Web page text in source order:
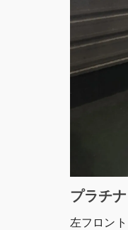
プラチ
左フロン